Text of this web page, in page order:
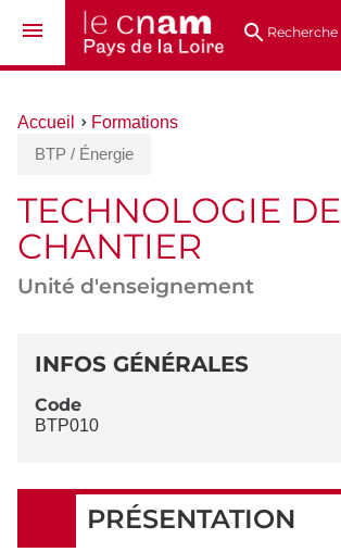
au
directsRecherche
Vous
ici :
Accueil
Formations
BTP / Énergie
TECHNOLOGIE DE
CHANTIER
Unité d'enseignement
DÉTAILS
INFOS GÉNÉRALES
Code
BTP010
PRÉSENTATION